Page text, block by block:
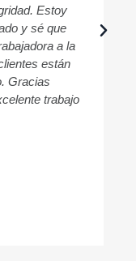
Estoy
y sé que
a la
están
Gracias
trabajo